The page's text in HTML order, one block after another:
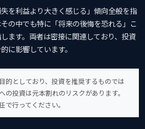
を利益より大きく感じる」傾向全般を指
の中でも特に「将来の後悔を恐れる」こ
ます。両者は密接に関連しており、投資
に影響しています。
的としており、投資を推奨するものでは
の投資は元本割れのリスクがあります。
行ってください。